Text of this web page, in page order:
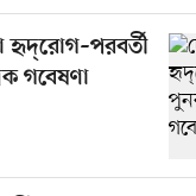
গবেষণা